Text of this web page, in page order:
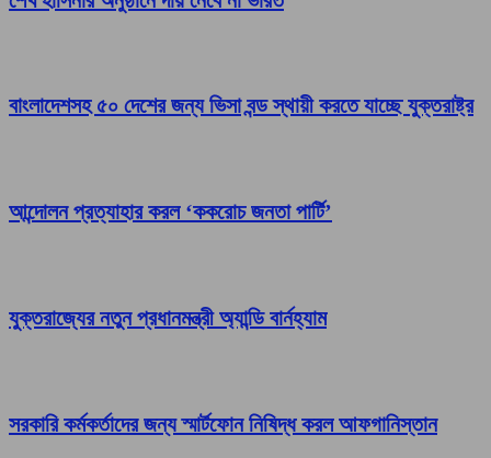
বাংলাদেশসহ ৫০ দেশের জন্য ভিসা বন্ড স্থায়ী করতে যাচ্ছে যুক্তরাষ্ট্র
আন্দোলন প্রত্যাহার করল ‘ককরোচ জনতা পার্টি’
যুক্তরাজ্যের নতুন প্রধানমন্ত্রী অ্যান্ডি বার্নহ্যাম
সরকারি কর্মকর্তাদের জন্য স্মার্টফোন নিষিদ্ধ করল আফগানিস্তান